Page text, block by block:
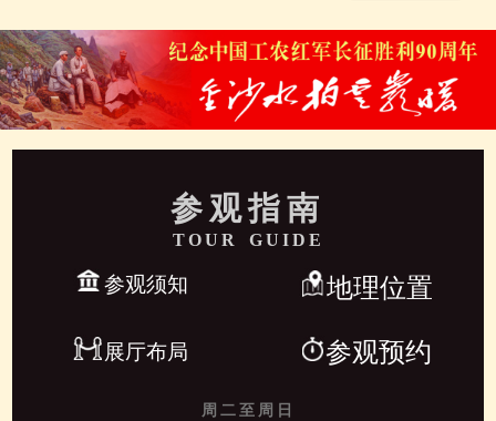
参观指南
TOUR GUIDE
参观须知 地理位置
展厅布局 参观预约
周二至周日